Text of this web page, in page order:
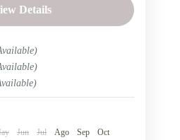
islas Santa Cruz, San
Insular
Details
Jun Jul Ago Sep
Oct